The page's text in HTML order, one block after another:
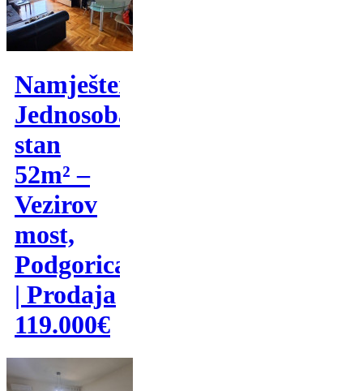
Namješten
Jednosoban
stan
52m² –
Vezirov
most,
Podgorica
| Prodaja
119.000€